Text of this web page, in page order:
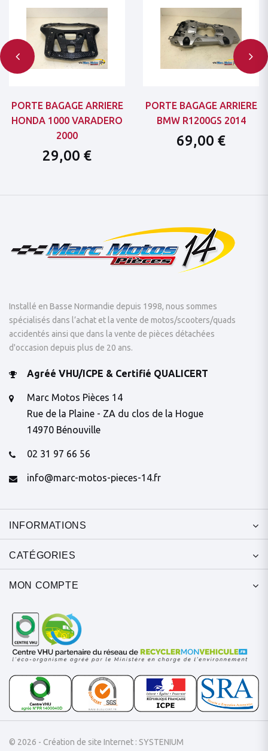
PORTE BAGAGE ARRIERE
HONDA 1000 VARADERO
2000
29,00 €
PORTE BAGAGE ARRIERE
BMW R1200GS 2014
69,00 €
Installé en Basse Normandie depuis 1998, nous sommes
spécialisés dans l’achat et la vente de motos/scooters/quads
accidentés ainsi que dans la vente de pièces détachées
d'occasion depuis plus de 20 ans.
Agréé VHU/ICPE & Certifié QUALICERT
Marc Motos Pièces 14
Rue de la Plaine - ZA du clos de la Hogue
14970 Bénouville
02 31 97 66 56
info@marc-motos-pieces-14.fr
INFORMATIONS
CATÉGORIES
MON COMPTE
© 2026 - Création de site Internet : SYSTENIUM